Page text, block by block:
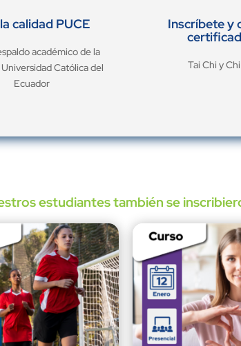
calidad PUCE
académico de la
Católica del
Ecuador
Inscríbete y
Tai Chi y
estudiantes también se